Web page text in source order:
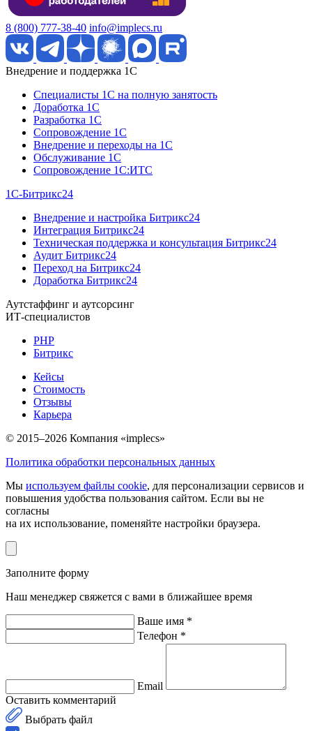
8 (800) 777-38-40 info@implecs.ru
Внедрение и поддержка 1C
Специалисты 1C на полную занятость
Доработка 1C
Разработка 1C
Сопровождение 1C
Внедрение и переходы на 1C
Обслуживание 1C
Сопровождение 1C:ИТС
1С-Битрикс24
Внедрение и настройка Битрикс24
Интеграция Битрикс24
Техническая поддержка и консультация Битрикс24
Аудит Битрикс24
Переход на Битрикс24
Доработка Битрикс24
Аутстаффинг и аутсорсинг
ИТ-специалистов
PHP
Битрикс
Кейсы
Стоимость
Отзывы
Карьера
© 2015–2026 Компания «implecs»
Политика обработки персональных данных
Мы используем файлы cookie, для персонализации сервисов и
повышения удобства пользования сайтом. Если вы не
согласны
на их использование, поменяйте настройки браузера.
Заполните форму
Наш менеджер свяжется с вами в ближайшее время
Ваше имя *
Телефон *
Email
Оставить комментарий
Выбрать файл